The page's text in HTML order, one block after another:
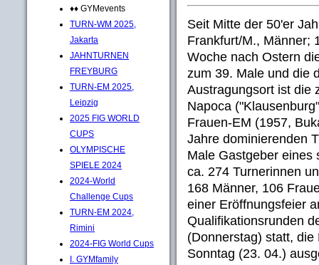
♦♦ GYMevents
TURN-WM 2025,
Jakarta
JAHNTURNEN
FREYBURG
TURN-EM 2025,
Leipzig
2025 FIG WORLD
CUPS
OLYMPISCHE
SPIELE 2024
2024-World
Challenge Cups
TURN-EM 2024,
Rimini
2024-FIG World Cups
I. GYMfamily
Seit Mitte der 50'er
Frankfurt/M., Männer;
Woche nach Ostern
zum 39. Male und die
Austragungsort ist die
Napoca
Frauen-EM (1957,
Jahre dominierenden
Male Gastgeber eines
ca. 274 Turnerinnen
168 Männer, 106
einer Eröffnungsfeier
Qualifikationsrunden
(Donnerstag) statt,
Sonntag (23. 04.)